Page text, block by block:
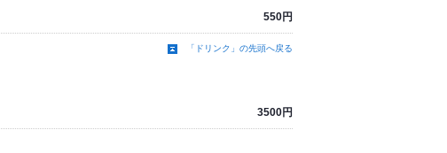
550円
「ドリンク」の先頭へ戻る
3500円